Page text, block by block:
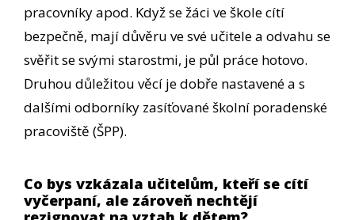
pracovníky apod. Když se žáci ve škole cítí
bezpečně, mají důvěru ve své učitele a odvahu se
svěřit se svými starostmi, je půl práce hotovo.
Druhou důležitou věcí je dobře nastavené a s
dalšími odborníky zasíťované školní poradenské
pracoviště (ŠPP).
Co bys vzkázala učitelům, kteří se cítí
vyčerpaní, ale zároveň nechtějí